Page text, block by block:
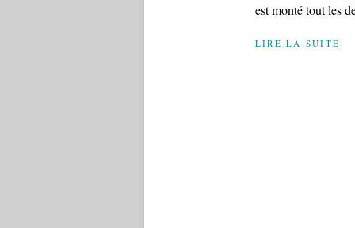
est monté tout les
LIRE LA SUITE